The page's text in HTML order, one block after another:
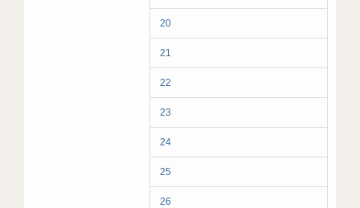
20
21
22
23
24
25
26